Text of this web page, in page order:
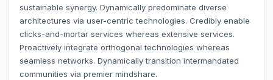
sustainable synergy. Dynamically predominate diverse
architectures via user-centric technologies. Credibly enable
clicks-and-mortar services whereas extensive services.
Proactively integrate orthogonal technologies whereas
seamless networks. Dynamically transition intermandated
communities via premier mindshare.